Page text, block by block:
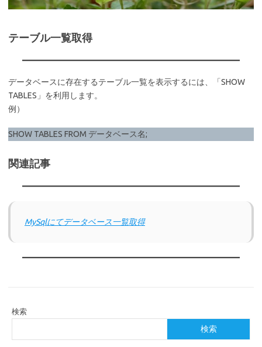
テーブル一覧取得
データベースに存在するテーブル一覧を表示するには、「SHOW
TABLES」を利用します。
例）
SHOW TABLES FROM データベース名;
関連記事
MySqlにてデータベース一覧取得
検索
検索